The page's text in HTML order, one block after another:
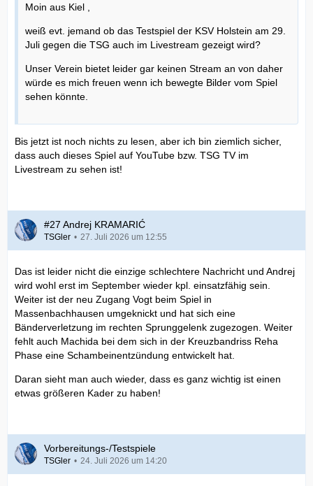
Moin aus Kiel ,
weiß evt. jemand ob das Testspiel der KSV Holstein am 29.
Juli gegen die TSG auch im Livestream gezeigt wird?
Unser Verein bietet leider gar keinen Stream an von daher
würde es mich freuen wenn ich bewegte Bilder vom Spiel
sehen könnte.
Bis jetzt ist noch nichts zu lesen, aber ich bin ziemlich sicher,
dass auch dieses Spiel auf YouTube bzw. TSG TV im
Livestream zu sehen ist!
#27 Andrej KRAMARIĆ
TSGler 27. Juli 2026 um 12:55
Das ist leider nicht die einzige schlechtere Nachricht und Andrej
wird wohl erst im September wieder kpl. einsatzfähig sein.
Weiter ist der neu Zugang Vogt beim Spiel in
Massenbachhausen umgeknickt und hat sich eine
Bänderverletzung im rechten Sprunggelenk zugezogen. Weiter
fehlt auch Machida bei dem sich in der Kreuzbandriss Reha
Phase eine Schambeinentzündung entwickelt hat.
Daran sieht man auch wieder, dass es ganz wichtig ist einen
etwas größeren Kader zu haben!
Vorbereitungs-/Testspiele
TSGler 24. Juli 2026 um 14:20